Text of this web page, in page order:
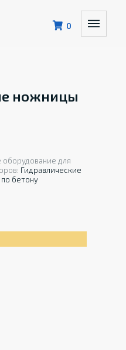
0
ножницы
оборудование для
Гидравлические
бетону